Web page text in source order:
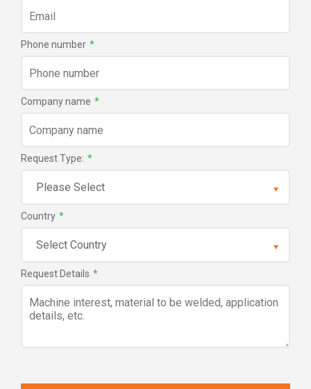
Phone number *
Company name *
Request Type: *
Country *
Request Details *